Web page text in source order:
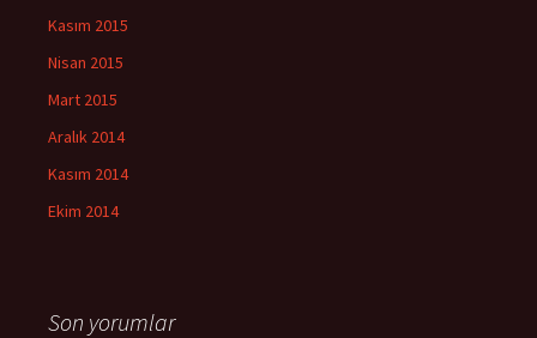
Kasım 2015
Nisan 2015
Mart 2015
Aralık 2014
Kasım 2014
Ekim 2014
Son yorumlar